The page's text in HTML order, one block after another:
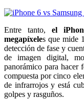
Entre tanto, el
megapíxeles que mide
detección de fase y
de imagen digital,
panorámico para hacer
compuesta por cinco
de infrarrojos y está
golpes y rasguños.